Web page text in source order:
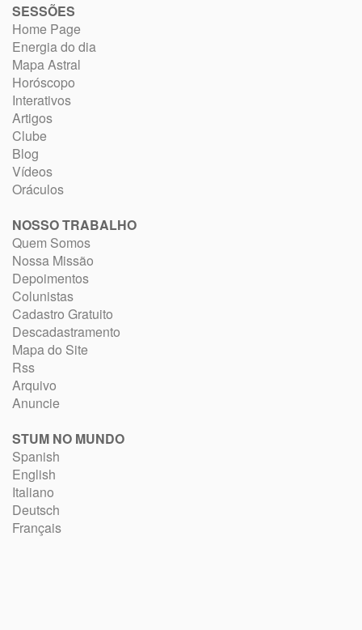
SESSÕES
Home Page
Energia do dia
Mapa Astral
Horóscopo
Interativos
Artigos
Clube
Blog
Vídeos
Oráculos
NOSSO TRABALHO
Quem Somos
Nossa Missão
Depoimentos
Colunistas
Cadastro Gratuito
Descadastramento
Mapa do Site
Rss
Arquivo
Anuncie
STUM NO MUNDO
Spanish
English
Italiano
Deutsch
Français